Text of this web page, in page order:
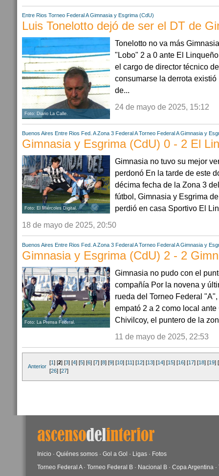
Entre Rios Torneo Federal A Gimnasia y Esgrima (CdU)
Luis Tonelotto dejó de ser el DT de
Foto: Diario La Calle.
Tonelotto no va más
"Lobo" 2 a 0 ante El
el cargo de director técnico
consumarse la derrota
de...
24 de mayo de 2025, 15:12
Buenos Aires Entre Rios Fed. A Zona 3 Federal A Torneo Federal A Gimnasia y
Gimnasia y Esgrima (CdU) 0 - 2 El
Foto: El Miércoles Digital.
Gimnasia no tuvo su mejor
perdonó En la tarde de este
décima fecha de la Zona 3
fútbol, Gimnasia y Esgrima
perdió en casa Sportivo El
18 de mayo de 2025, 20:50
Buenos Aires Entre Rios Fed. A Zona 3 Federal A Torneo Federal A Gimnasia y
Gimnasia y Esgrima (CdU) 2 - 2
Foto: La Prensa Federal.
Gimnasia no pudo con el
compañía Por la novena y
rueda del Torneo Federal
empató 2 a 2 como local
Chivilcoy, el puntero de la
11 de mayo de 2025, 22:53
Anterior
[1] [2] [3] [4] [5] [6] [7] [8] [9] [10] [11] [12] [13] [14] [15] [16] [17] [18] [19] [
[26] [27]
Inicio · Quiénes somos · Gol a Gol · Ligas · Fotos
Torneo Federal A· Torneo Federal B · Nacional B · Copa Argentina ·